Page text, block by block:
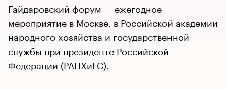
Гайдаровский форум — ежегодное
мероприятие в Москве, в Российской академии
народного хозяйства и государственной
службы при президенте Российской
Федерации (РАНХиГС).